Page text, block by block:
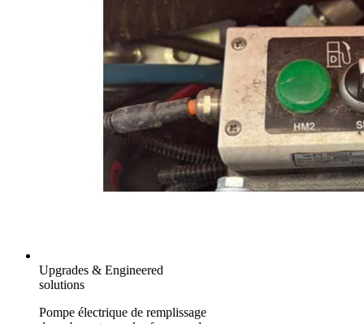
Upgrades & Engineered
solutions
Pompe électrique de remplissage